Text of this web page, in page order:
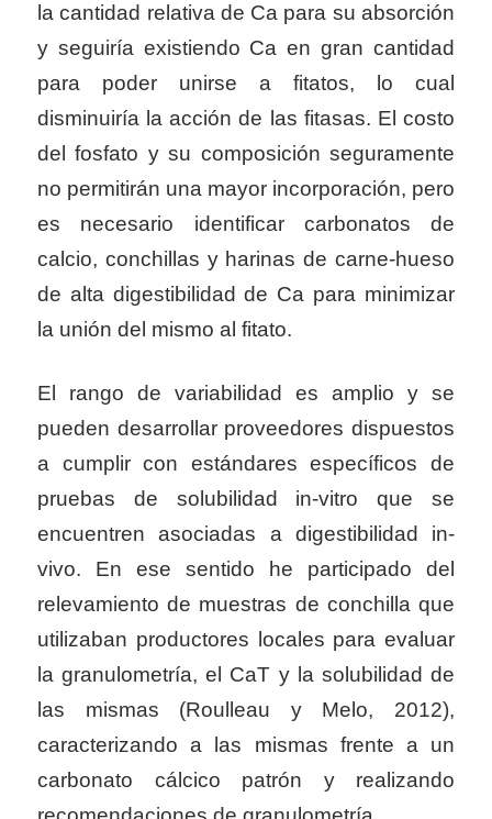
la cantidad relativa de Ca para su absorción
y seguiría existiendo Ca en gran cantidad
para poder unirse a fitatos, lo cual
disminuiría la acción de las fitasas. El costo
del fosfato y su composición seguramente
no permitirán una mayor incorporación, pero
es necesario identificar carbonatos de
calcio, conchillas y harinas de carne-hueso
de alta digestibilidad de Ca para minimizar
la unión del mismo al fitato.
El rango de variabilidad es amplio y se
pueden desarrollar proveedores dispuestos
a cumplir con estándares específicos de
pruebas de solubilidad in-vitro que se
encuentren asociadas a digestibilidad in-
vivo. En ese sentido he participado del
relevamiento de muestras de conchilla que
utilizaban productores locales para evaluar
la granulometría, el CaT y la solubilidad de
las mismas (Roulleau y Melo, 2012),
caracterizando a las mismas frente a un
carbonato cálcico patrón y realizando